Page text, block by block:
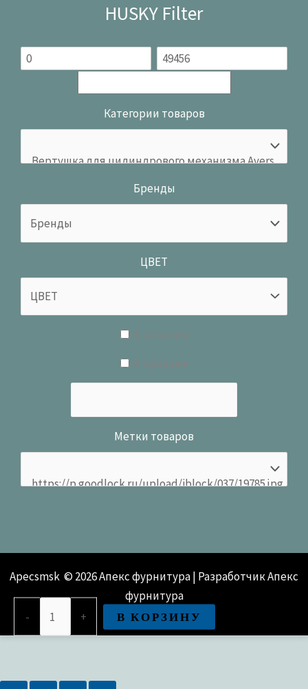
HUSKY Filter
Категории товаров
Бренды
ЦВЕТ
Метки товаров
Apecsmsk © 2026 Апекс фурнитура | Разработчик Апекс
фурнитура
-
крепежом
+ В КОРЗИНУ